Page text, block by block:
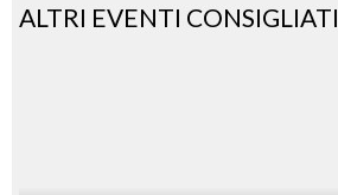
ALTRI EVENTI CONSIGLIATI